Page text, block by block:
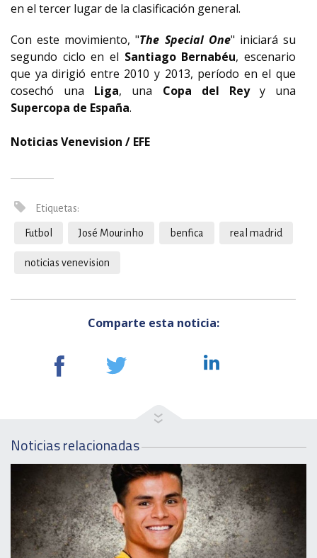
en el tercer lugar de la clasificación general.
Con este movimiento, "The Special One" iniciará su
segundo ciclo en el Santiago Bernabéu, escenario
que ya dirigió entre 2010 y 2013, período en el que
cosechó una Liga, una Copa del Reyy una
Supercopa de España.
Noticias Venevision / EFE
Etiquetas:
Futbol José Mourinho benfica real madrid
noticias venevision
Comparte esta noticia:
Noticias relacionadas